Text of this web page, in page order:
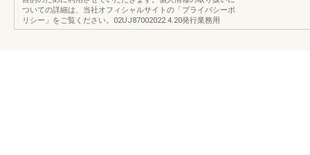
ついての詳細は、当社オフィシャルサイトの「プライバシーポ
リシー」をご覧ください。02UJ87002022.4.20発行業務用